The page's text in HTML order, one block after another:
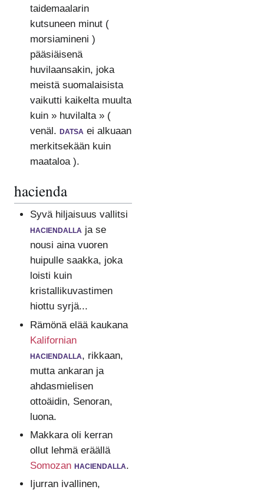
taidemaalarin
kutsuneen minut (
morsiamineni )
pääsiäisenä
huvilaansakin, joka
meistä suomalaisista
vaikutti kaikelta muulta
kuin » huvilalta » (
venäl. datsaei alkuaan
merkitsekään kuin
maataloa ).
hacienda
Syvä hiljaisuus vallitsi
haciendallaja se
nousi aina vuoren
huipulle saakka, joka
loisti kuin
kristallikuvastimen
hiottu syrjä...
Rämönä elää kaukana
Kalifornian
haciendalla, rikkaan,
mutta ankaran ja
ahdasmielisen
ottoäidin, Senoran,
luona.
Makkara oli kerran
ollut lehmä eräällä
Somozan haciendalla.
Ijurran ivallinen,